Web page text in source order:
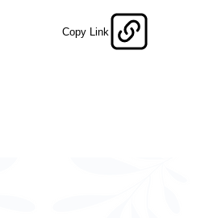
intensiva y desenreda
instantáneamente el cabello,
proporcionando un tratamiento ultra
Copy Link